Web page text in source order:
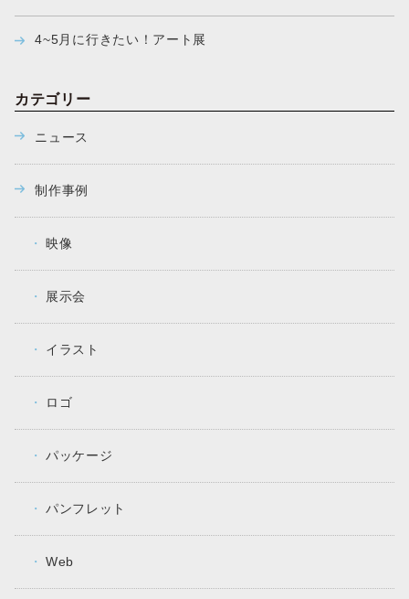
4~5月に行きたい！アート展
カテゴリー
ニュース
制作事例
映像
展示会
イラスト
ロゴ
パッケージ
パンフレット
Web